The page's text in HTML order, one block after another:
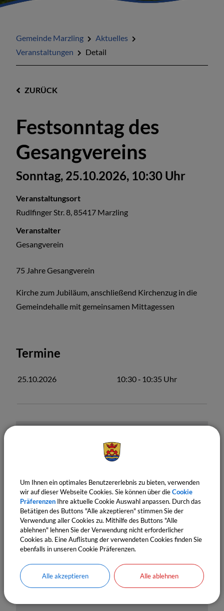
Gemeinde Marzling
Aktuelles
Veranstaltungen
Detail
ZURÜCK
Festsonntag des
Gesangvereins
Sonntag, 25.10.2026, 10:30 Uhr
75 Jahre Gesangverein
Kirche zum Jubiläum, anschließend Kirchenzug in die
Gemeindehalle mit gemeinsamen Mittagessen
Termine
25.10.2026 10:30‐ 10:35 Uhr
Veranstaltungsort
Rudlfinger Str. 8, 85417 Marzling
Veranstalter
Gesangverein
OpenStreetMap wird derzeit
nicht angezeigt
Bitte aktivieren Sie "OpenStreetMap" in Ihren
Cookie Einstellungen.
Cookies Anpassen
Um Ihnen ein optimales Benutzererlebnis zu bieten, verwenden
wir auf dieser Webseite Cookies. Sie können über dieCookie
Präferenzen Ihre aktuelle Cookie Auswahl anpassen. Durch das
Betätigen des Buttons "Alle akzeptieren" stimmen Sie der
Verwendung aller Cookies zu. Mithilfe des Buttons "Alle
ablehnen" lehnen Sie der Verwendung nicht erforderlicher
Cookies ab. Eine Auflistung der verwendeten Cookies finden Sie
ebenfalls in unseren Cookie Präferenzen.
Alle akzeptieren Alle ablehnen